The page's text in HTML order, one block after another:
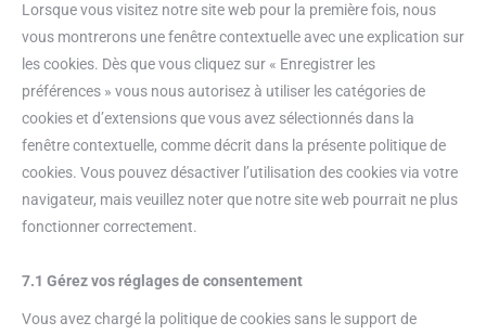
Lorsque vous visitez notre site web pour la première fois, nous
vous montrerons une fenêtre contextuelle avec une explication sur
les cookies. Dès que vous cliquez sur « Enregistrer les
préférences » vous nous autorisez à utiliser les catégories de
cookies et d’extensions que vous avez sélectionnés dans la
fenêtre contextuelle, comme décrit dans la présente politique de
cookies. Vous pouvez désactiver l’utilisation des cookies via votre
navigateur, mais veuillez noter que notre site web pourrait ne plus
fonctionner correctement.
7.1 Gérez vos réglages de consentement
Vous avez chargé la politique de cookies sans le support de